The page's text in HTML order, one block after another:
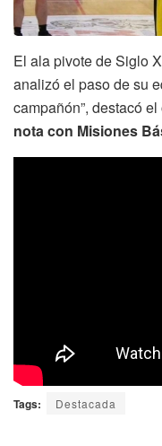
El ala pivote de Siglo
analizó el paso de su
campañón”, destacó
nota con Misiones
Tags: Destacada